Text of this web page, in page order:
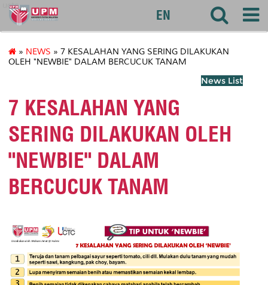
uctc
EN
» NEWS » 7 KESALAHAN YANG SERING DILAKUKAN
OLEH "NEWBIE" DALAM BERCUCUK TANAM
News List
7 KESALAHAN YANG
SERING DILAKUKAN OLEH
"NEWBIE" DALAM
BERCUCUK TANAM